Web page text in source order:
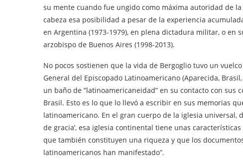
su mente cuando fue ungido como máxima autoridad de
cabeza esa posibilidad a pesar de la experiencia
en Argentina (1973-1979), en plena dictadura militar, o en
arzobispo de Buenos Aires (1998-2013).
No pocos sostienen que la vida de Bergoglio tuvo un
General del Episcopado Latinoamericano (Aparecida,
un baño de ”latinoamericaneidad” en su contacto con sus
Brasil. Esto es lo que lo llevó a escribir en sus memorias
latinoamericano. En el gran cuerpo de la iglesia universal,
de gracia’, esa iglesia continental tiene unas
que también constituyen una riqueza y que los
latinoamericanos han manifestado”.